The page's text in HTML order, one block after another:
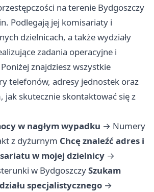
na terenie Bydgoszczy
Podlegają jej komisariaty i
dzielnicach, a także wydziały
zadania operacyjne i
znajdziesz wszystkie
telefonów, adresy jednostek oraz
jak skutecznie skontaktować się z
w nagłym wypadku → Numery
z dyżurnym Chcę znaleźć adres i
w mojej dzielnicy →
w BydgoszczySzukam
specjalistycznego →